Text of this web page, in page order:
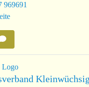
969691